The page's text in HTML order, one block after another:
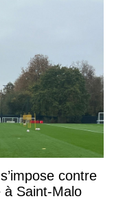
contre
à Saint-Malo